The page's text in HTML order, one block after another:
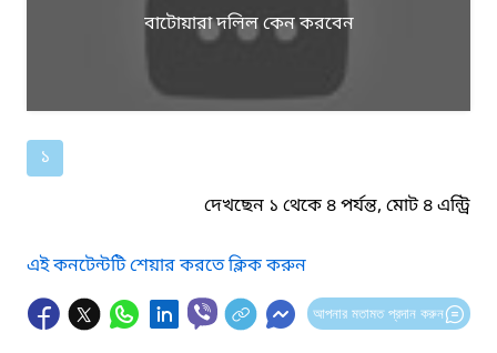
বাটোয়ারা দলিল কেন করবেন
১
দেখছেন ১ থেকে ৪ পর্যন্ত, মোট ৪ এন্ট্রি
এই কনটেন্টটি শেয়ার করতে ক্লিক করুন
আপনার মতামত প্রদান করুন